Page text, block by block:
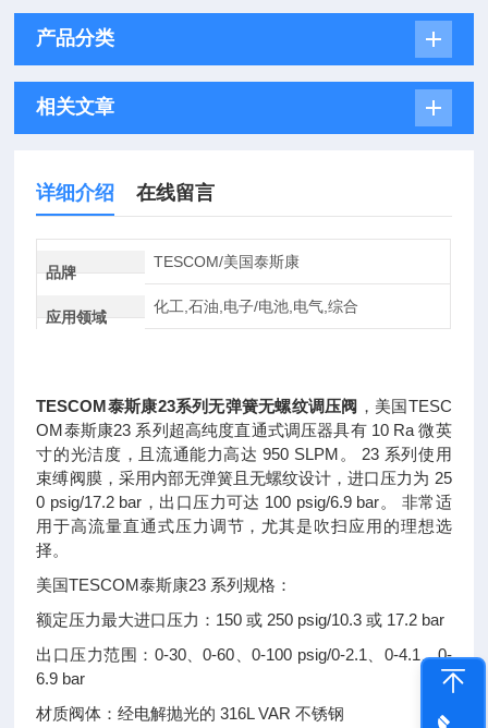
产品分类
相关文章
详细介绍 在线留言
品牌
TESCOM/美国泰斯康
应用领域
化工,石油,电子/电池,电气,综合
TESCOM泰斯康23系列无弹簧无螺纹调压阀 ，美国TESC
OM泰斯康23 系列超高纯度直通式调压器具有 10 Ra 微英
寸的光洁度，且流通能力高达 950 SLPM。 23 系列使用
束缚阀膜，采用内部无弹簧且无螺纹设计，进口压力为 25
0 psig/17.2 bar，出口压力可达 100 psig/6.9 bar。 非常适
用于高流量直通式压力调节，尤其是吹扫应用的理想选
择。
美国TESCOM泰斯康23 系列规格：
额定压力最大进口压力：150 或 250 psig/10.3 或 17.2 bar
出口压力范围：0-30、0-60、0-100 psig/0-2.1、0-4.1、0-
6.9 bar
材质阀体：经电解抛光的 316L VAR 不锈钢